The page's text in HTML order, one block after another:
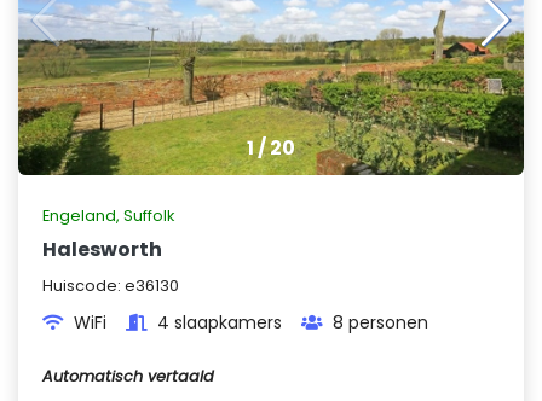
1/20
Engeland, Suffolk
Halesworth
Huiscode: e36130
WiFi 4 slaapkamers 8 personen
Automatisch vertaald